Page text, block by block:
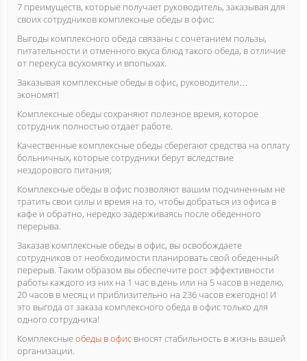
7 преимуществ, которые получает руководитель, заказывая для
своих сотрудников комплексные обеды в офис:
Выгоды комплексного обеда связаны с сочетанием пользы,
питательности и отменного вкуса блюд такого обеда, в отличие
от перекуса всухомятку и впопыхах.
Заказывая комплексные обеды в офис, руководители…
экономят!
Комплексные обеды сохраняют полезное время, которое
сотрудник полностью отдает работе.
Качественные комплексные обеды сберегают средства на оплату
больничных, которые сотрудники берут вследствие
нездорового питания;
Комплексные обеды в офис позволяют вашим подчиненным не
тратить свои силы и время на то, чтобы добраться из офиса в
кафе и обратно, нередко задерживаясь после обеденного
перерыва.
Заказав комплексные обеды в офис, вы освобождаете
сотрудников от необходимости планировать свой обеденный
перерыв. Таким образом вы обеспечите рост эффективности
работы каждого из них на 1 час в день или на 5 часов в неделю,
20 часов в месяц и приблизительно на 236 часов ежегодно! И
это выгода от заказа комплексного обеда в офис только для
одного сотрудника!
Комплексныеобеды в офис вносят стабильность в жизнь вашей
организации.